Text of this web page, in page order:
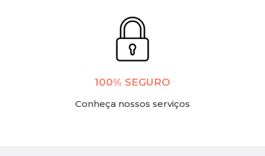
100% SEGURO
Conheça nossos serviços